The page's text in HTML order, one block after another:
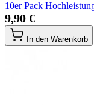
10er Pack
9,90 €
In den Warenkorb